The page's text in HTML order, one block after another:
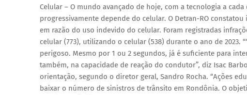
Celular – O mundo avançado de hoje, com a tecnologia a
progressivamente depende do celular. O Detran-RO
em razão do uso indevido do celular. Foram registradas
celular (773), utilizando o celular (538) durante o ano de
perigoso. Mesmo por 1 ou 2 segundos, já é suficiente para
também, na capacidade de reação do condutor”, diz Isac
orientação, segundo o diretor geral, Sandro Rocha. “Ações
baixar o número de sinistros de trânsito em Rondônia. O